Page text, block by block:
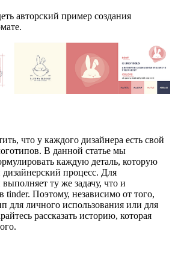
авторский пример создания
что у каждого дизайнера есть свой
В данной статье мы
каждую деталь, которую
процесс. Для
ту же задачу, что и
tinder. Поэтому, независимо от того,
для личного использования или для
рассказать историю, которая